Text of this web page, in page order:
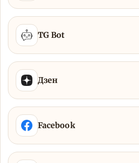
TG Bot
Дзен
Facebook